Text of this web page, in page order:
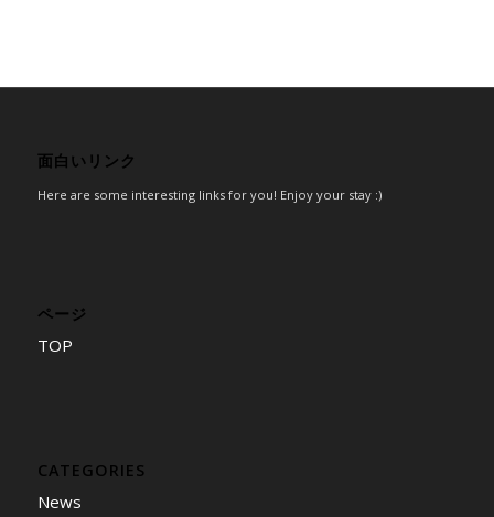
面白いリンク
Here are some interesting links for you! Enjoy your stay :)
ページ
TOP
CATEGORIES
News